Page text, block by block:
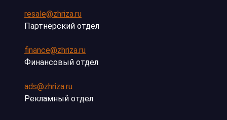
resale@zhriza.ru
Партнёрский отдел
finance@zhriza.ru
Финансовый отдел
ads@zhriza.ru
Рекламный отдел